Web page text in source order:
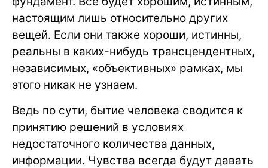
настоящим лишь относительно других
вещей. Если они также хороши, истинны,
реальны в каких-нибудь трансцендентных,
независимых, «объективных» рамках, мы
этого никак не узнаем.
Ведь по сути, бытие человека сводится к
принятию решений в условиях
недостаточного количества данных,
информации. Чувства всегда будут давать